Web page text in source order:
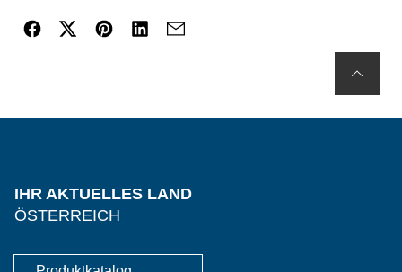
IHR AKTUELLES LAND
ÖSTERREICH